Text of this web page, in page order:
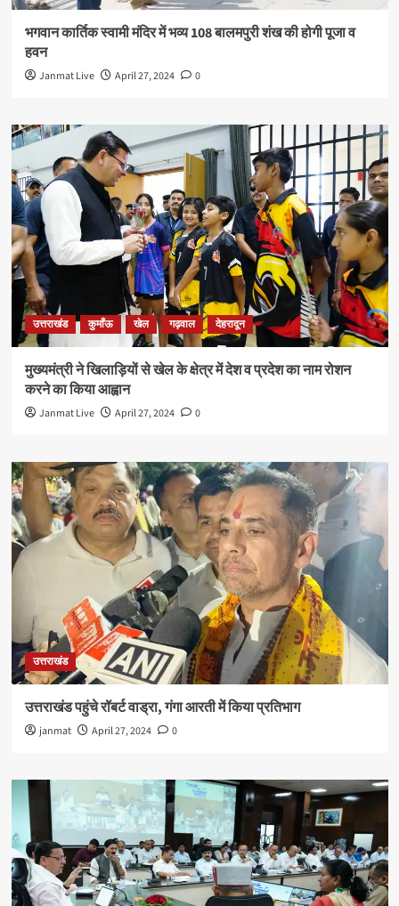
भगवान कार्तिक स्वामी मंदिर में भव्य 108 बालमपुरी शंख की होगी पूजा व
हवन
Janmat Live April 27, 2024 0
उत्तराखंड कुमाँऊ खेल गढ़वाल देहरादून
मुख्यमंत्री ने खिलाड़ियों से खेल के क्षेत्र में देश व प्रदेश का नाम रोशन
करने का किया आह्वान
Janmat Live April 27, 2024 0
उत्तराखंड
उत्तराखंड पहुंचे रॉबर्ट वाड्रा, गंगा आरती में किया प्रतिभाग
janmat April 27, 2024 0